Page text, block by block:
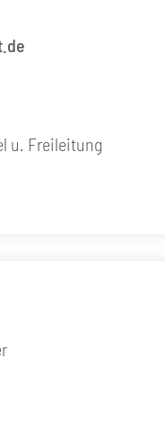
u. Freileitung